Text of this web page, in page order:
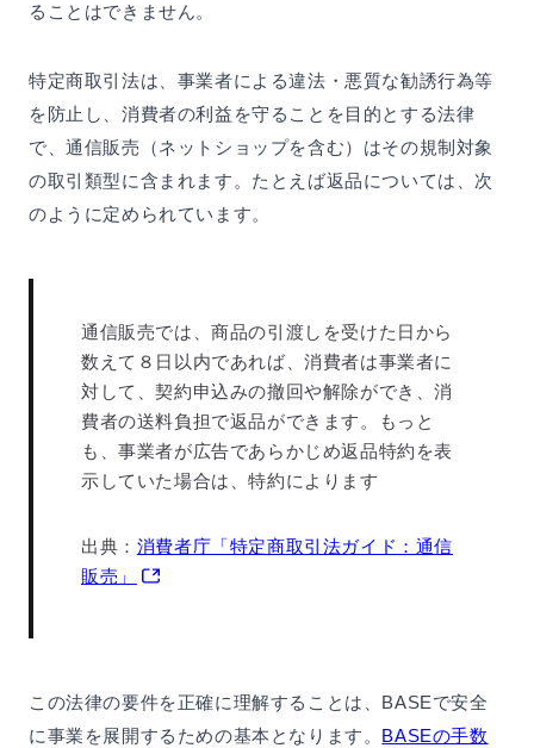
ることはできません。
特定商取引法は、事業者による違法・悪質な勧誘行為等
を防止し、消費者の利益を守ることを目的とする法律
で、通信販売（ネットショップを含む）はその規制対象
の取引類型に含まれます。たとえば返品については、次
のように定められています。
通信販売では、商品の引渡しを受けた日から
数えて８日以内であれば、消費者は事業者に
対して、契約申込みの撤回や解除ができ、消
費者の送料負担で返品ができます。もっと
も、事業者が広告であらかじめ返品特約を表
示していた場合は、特約によります
出典： 消費者庁「特定商取引法ガイド：通信
販売」
この法律の要件を正確に理解することは、BASEで安全
に事業を展開するための基本となります。 BASEの手数